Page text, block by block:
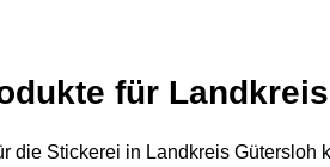
für
die Stickerei in Landkreis